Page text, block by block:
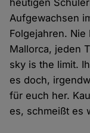
heutigen
Aufgewachsen
Folgejahren.
Mallorca, jeden
sky is the limit.
es doch,
für euch her.
es, schmeißt es